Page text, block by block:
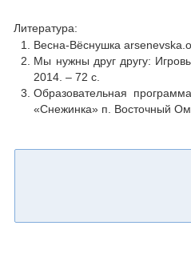
Литература:
Весна-Вёснушка
Мы нужны друг другу:
2014. – 72 с.
Образовательная
«Снежинка» п. Восточный